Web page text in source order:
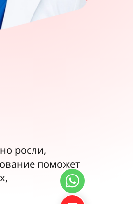
росли,
поможет